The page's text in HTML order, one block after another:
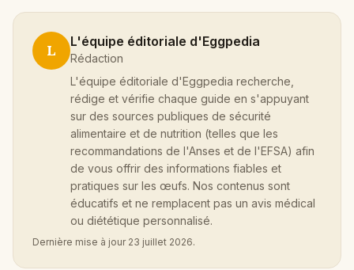
L L'équipe éditoriale d'Eggpedia
Rédaction
L'équipe éditoriale d'Eggpedia recherche,
rédige et vérifie chaque guide en s'appuyant
sur des sources publiques de sécurité
alimentaire et de nutrition (telles que les
recommandations de l'Anses et de l'EFSA) afin
de vous offrir des informations fiables et
pratiques sur les œufs. Nos contenus sont
éducatifs et ne remplacent pas un avis médical
ou diététique personnalisé.
Dernière mise à jour 23 juillet 2026.